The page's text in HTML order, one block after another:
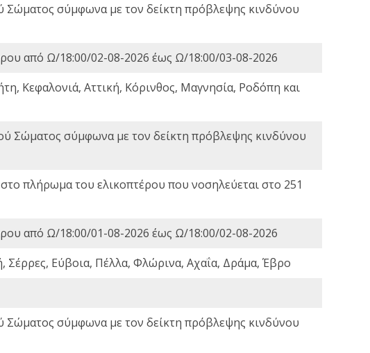
Σώματος σύμφωνα με τον δείκτη πρόβλεψης κινδύνου
από Ω/18:00/02-08-2026 έως Ω/18:00/03-08-2026
Κεφαλονιά, Αττική, Κόρινθος, Μαγνησία, Ροδόπη και
Σώματος σύμφωνα με τον δείκτη πρόβλεψης κινδύνου
πλήρωμα του ελικοπτέρου που νοσηλεύεται στο 251
από Ω/18:00/01-08-2026 έως Ω/18:00/02-08-2026
Σέρρες, Εύβοια, Πέλλα, Φλώρινα, Αχαΐα, Δράμα, Έβρο
Σώματος σύμφωνα με τον δείκτη πρόβλεψης κινδύνου